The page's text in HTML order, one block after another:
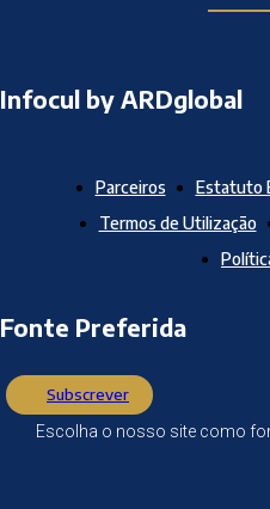
Infocul by ARDglobal
Parceiros Estatuto
Termos de Utilização
Fonte Preferida
Subscrever
Escolha o nosso site como